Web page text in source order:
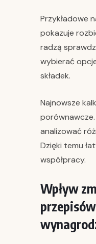
Przykładowe
pokazuje
radzą
wybierać
składek.
Najnowsze
analizować
Dzięki temu
współpracy.
Wpływ